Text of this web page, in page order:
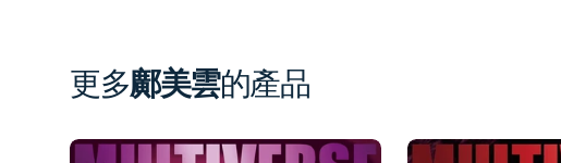
更多鄺美雲的產品